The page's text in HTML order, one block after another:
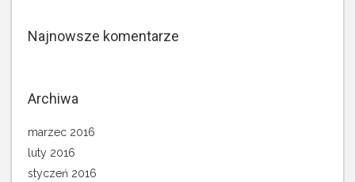
Najnowsze komentarze
Archiwa
marzec 2016
luty 2016
styczeń 2016